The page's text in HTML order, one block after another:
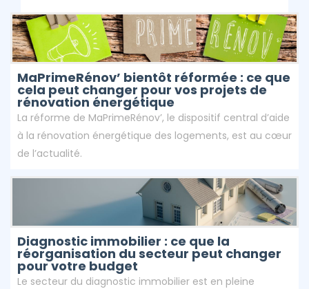
MaPrimeRénov’ bientôt réformée : ce que
cela peut changer pour vos projets de
rénovation énergétique
La réforme de MaPrimeRénov’, le dispositif central d’aide
à la rénovation énergétique des logements, est au cœur
de l’actualité.
Diagnostic immobilier : ce que la
réorganisation du secteur peut changer
pour votre budget
Le secteur du diagnostic immobilier est en pleine